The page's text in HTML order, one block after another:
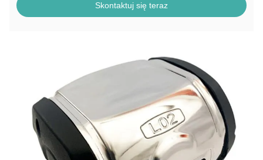
Skontaktuj się teraz